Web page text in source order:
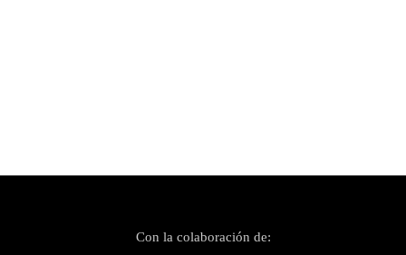
Con la colaboración de: